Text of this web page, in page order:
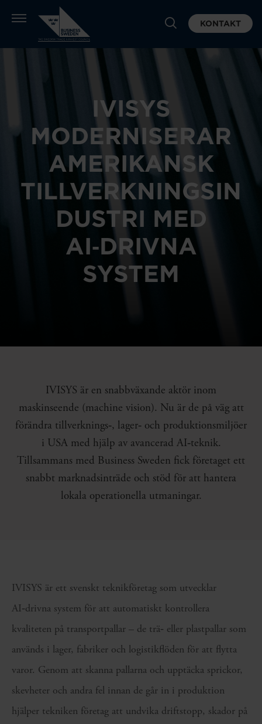
KONTAKT
IVISYS
MODERNISERAR
AMERIKANSK
TILLVERKNINGSIN
DUSTRI MED
AI‑DRIVNA
SYSTEM
IVISYS är en snabbväxande aktör inom
maskinseende (machine vision). Nu är de på väg att
förändra tillverknings‑, lager‑ och produktionsmiljöer
i USA med hjälp av avancerad AI‑teknik.
Tillsammans med Business Sweden fick företaget ett
snabbt marknadsinträde och stöd för att hantera
lokala operationella utmaningar.
IVISYS är ett svenskt teknikföretag som utvecklar
AI‑drivna system för att automatiskt kontrollera
kvaliteten på transportpallar – de trä‑ eller plastpallar som
används i lager, fabriker och logistikflöden för att flytta
varor. Genom att skanna pallarna och upptäcka sprickor,
skevheter och andra fel innan de går in i produktion
hjälper tekniken företag att undvika driftstopp, skador på